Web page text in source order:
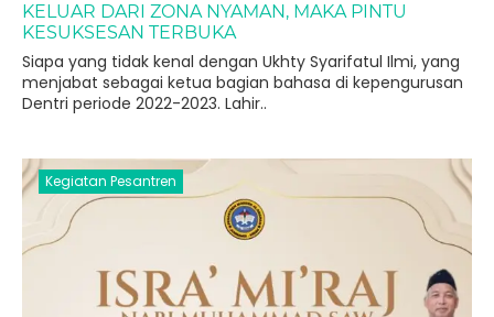
KELUAR DARI ZONA NYAMAN, MAKA PINTU
KESUKSESAN TERBUKA
Siapa yang tidak kenal dengan Ukhty Syarifatul Ilmi, yang
menjabat sebagai ketua bagian bahasa di kepengurusan
Dentri periode 2022-2023. Lahir..
Kegiatan Pesantren